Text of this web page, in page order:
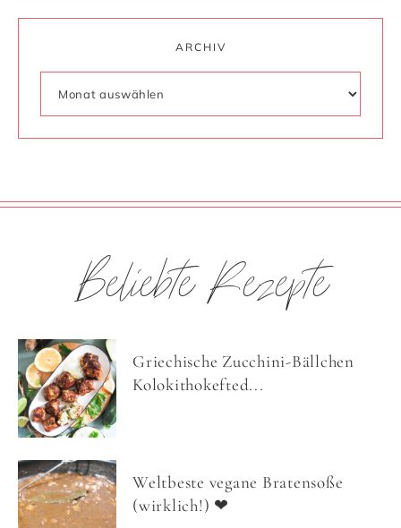
ARCHIV
Beliebte Rezepte
Griechische Zucchini-Bällchen
Kolokithokefted...
Weltbeste vegane Bratensoße
(wirklich!) ❤